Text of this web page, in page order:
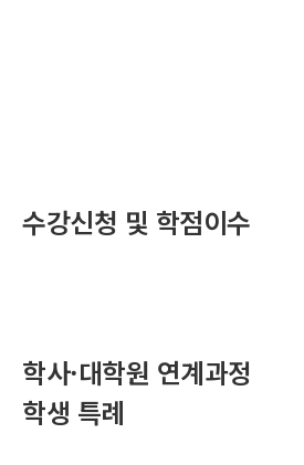
수강신청 및 학점이수
학사·대학원 연계과정
학생 특례